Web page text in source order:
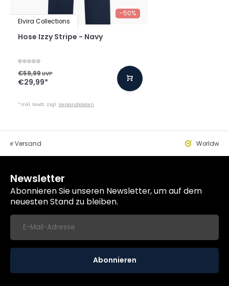
-50%
Elvira Collections
Hose Izzy Stripe - Navy
€59,99UVP
€29,99*
* Inkl. MwSt. zzgl.Versandkosten
Versand
Newsletter
Abonnieren Sie unseren Newsletter, um auf dem
neuesten Stand zu bleiben.
Abonnieren